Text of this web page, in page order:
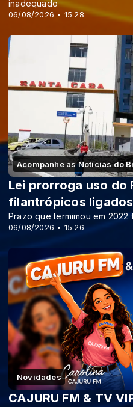
06/08/2026 • 15:28
inadequado
Acompanhe as Notícias do
06/08/2026 • 15:26
Lei prorroga uso do
filantrópicos ligados
Prazo que termimou em
Novidades
CAJURU FM & TV